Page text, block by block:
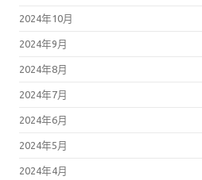
2024年10月
2024年9月
2024年8月
2024年7月
2024年6月
2024年5月
2024年4月